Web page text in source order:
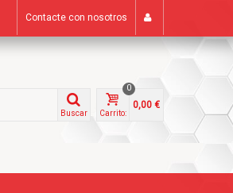
Contacte con nosotros
Buscar Carrito:
0
0,00 €